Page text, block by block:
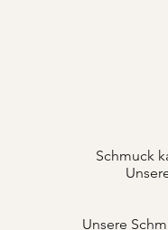
Schmuck
Unsere